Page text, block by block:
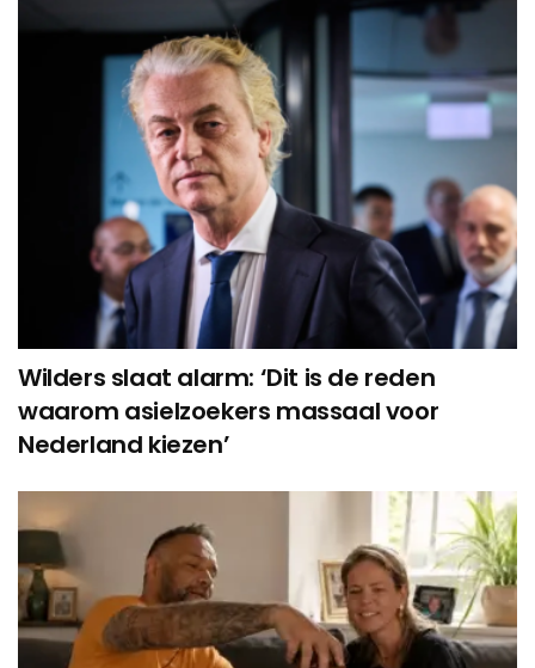
Wilders slaat alarm: ‘Dit is de reden
waarom asielzoekers massaal voor
Nederland kiezen’